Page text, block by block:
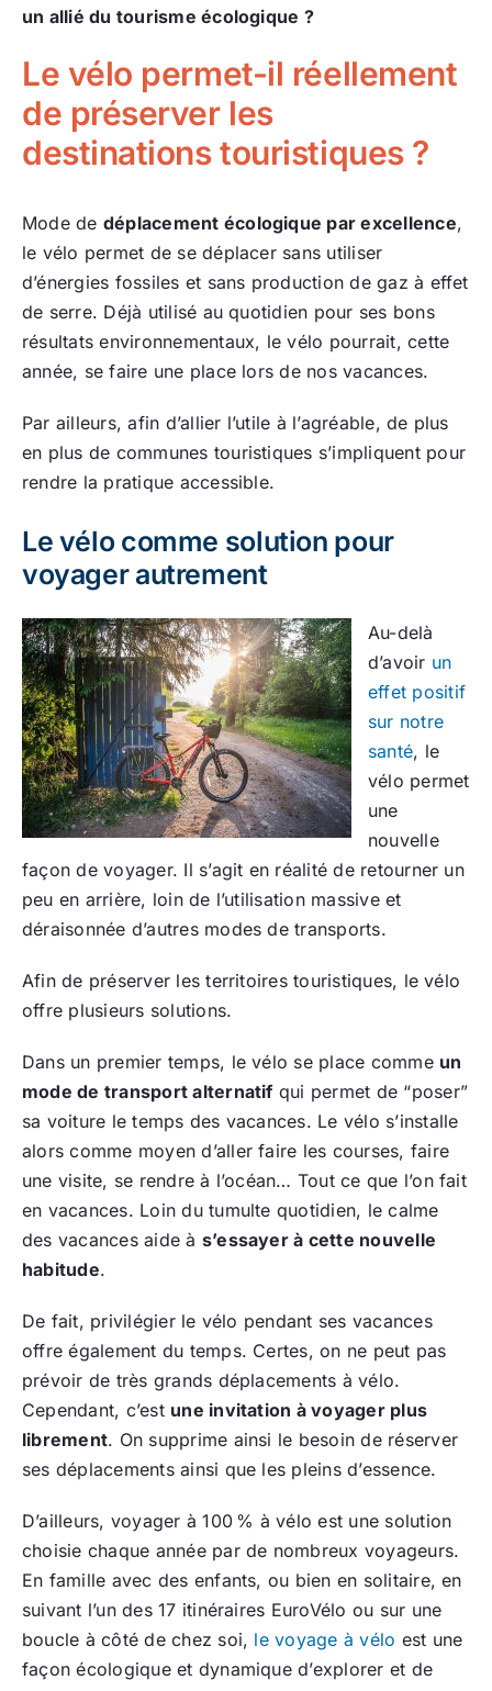
un allié du tourisme écologique ?
Le vélo permet-il réellement
de préserver les
destinations touristiques ?
Mode de déplacement écologique par excellence,
le vélo permet de se déplacer sans utiliser
d’énergies fossiles et sans production de gaz à effet
de serre. Déjà utilisé au quotidien pour ses bons
résultats environnementaux, le vélo pourrait, cette
année, se faire une place lors de nos vacances.
Par ailleurs, afin d’allier l’utile à l’agréable, de plus
en plus de communes touristiques s’impliquent pour
rendre la pratique accessible.
Le vélo comme solution pour
voyager autrement
Au-delà
d’avoir un
effet positif
sur notre
santé, le
vélo permet
une
nouvelle
façon de voyager. Il s’agit en réalité de retourner un
peu en arrière, loin de l’utilisation massive et
déraisonnée d’autres modes de transports.
Afin de préserver les territoires touristiques, le vélo
offre plusieurs solutions.
Dans un premier temps, le vélo se place comme un
mode de transport alternatif qui permet de “poser”
sa voiture le temps des vacances. Le vélo s’installe
alors comme moyen d’aller faire les courses, faire
une visite, se rendre à l’océan… Tout ce que l’on fait
en vacances. Loin du tumulte quotidien, le calme
des vacances aide à s’essayer à cette nouvelle
habitude.
De fait, privilégier le vélo pendant ses vacances
offre également du temps. Certes, on ne peut pas
prévoir de très grands déplacements à vélo.
Cependant, c’est une invitation à voyager plus
librement. On supprime ainsi le besoin de réserver
ses déplacements ainsi que les pleins d’essence.
D’ailleurs, voyager à 100 % à vélo est une solution
choisie chaque année par de nombreux voyageurs.
En famille avec des enfants, ou bien en solitaire, en
suivant l’un des 17 itinéraires EuroVélo ou sur une
boucle à côté de chez soi, le voyage à vélo est une
façon écologique et dynamique d’explorer et de